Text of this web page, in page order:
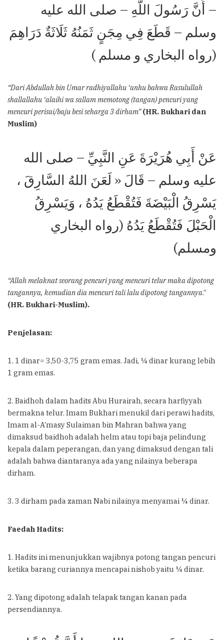
– أَنَّ رَسُولَ اللَّهِ – صلى الله عليه
وسلم – قَطَعَ فِي مِجَنٍ ثَمَنُهُ ثَلَاثَةٌ دَرَاهِمَ
(رواه البخاري و مسلم )
“Dari Abdullah bin Umar radhiyallahu ‘anhu bahwa Rasulullah
shallallahu ‘alaihi wa sallam memotong (tangan) pencuri yang
mencuri perisai/baju besi seharga 3 dirham” (HR. Bukhari dan
Muslim)
عَنْ أَبِي هُرَيْرَةَ عَنِ النَّبِيِّ – صلى الله
عليه وسلم – قَالَ « لَعَنَ اللهُ السَّارِقَ ،
يَسْرِقُ الْبَيْضَةَ فَتُقْطَعُ يَدُهُ ، وَيَسْرِقُ
الْحَبْلَ فَتُقْطَعُ يَدُهُ (رواه البخاري
ومسلم)
“Allah melaknat seorang pencuri yang mencuri telur maka dipotong
tangannya, kemudian dia mencuri tali lalu dipotong tangannya.”
(HR. Bukhari-Muslim).
Penjelasan:
1. 1 dinar= 3,50-3,75 gram emas. Jadi, ¼ dinar kurang lebih
1 gram emas.
2. Baidhoh dalam hadits Abu Hurairah, secara harfiyyah
bermakna telur. Imam Bukhari menukil dari perawi hadits,
Imam al-A’masy Sulaiman bin Mahran bahwa yang
dimaksud baidhoh adalah helm atau topi baja pelindung
kepala dalam peperangan, dan yang dimaksud dengan tali
adalah bahwa diantaranya ada yang nilainya beberapa
dirham.
3. 3 dirham pada zaman Nabi nilainya menyamai ¼ dinar.
Faedah Hadits:
1. Hadits ini menunjukkan wajibnya potong tangan pencuri
ketika barang curiannya mencapai nishob yaitu ¼ dinar.
2. Yang dipotong adalah telapak tangan kanan pada
persendiannya.